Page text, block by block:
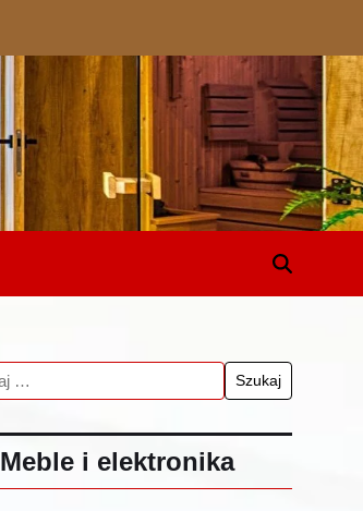
Meble i elektronika